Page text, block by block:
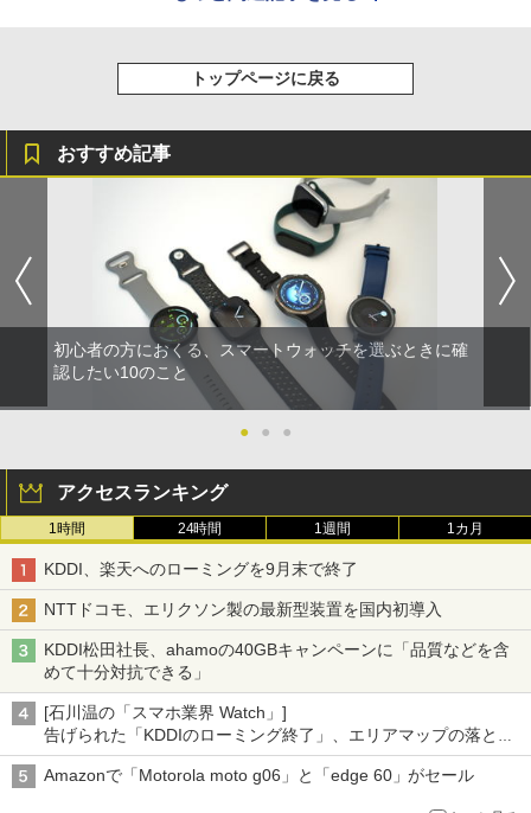
トップページに戻る
おすすめ記事
初心者の方におくる、スマートウォッチを選ぶときに確
認したい10のこと
● ● ●
アクセスランキング
1時間 24時間 1週間 1カ月
KDDI、楽天へのローミングを9月末で終了
NTTドコモ、エリクソン製の最新型装置を国内初導入
KDDI松田社長、ahamoの40GBキャンペーンに「品質などを含
めて十分対抗できる」
[石川温の「スマホ業界 Watch」]
告げられた「KDDIのローミング終了」、エリアマップの落とし
穴と楽天モバイルの課題
Amazonで「Motorola moto g06」と「edge 60」がセール